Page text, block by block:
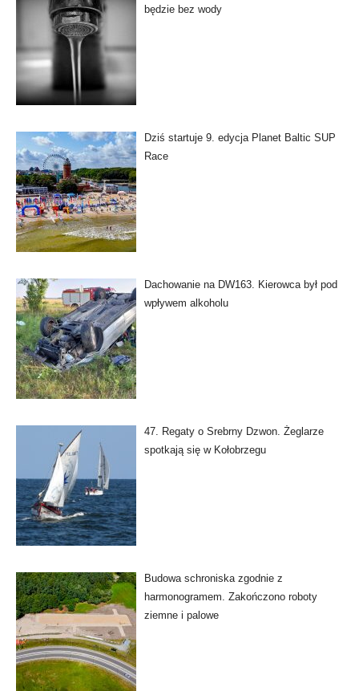
będzie bez wody
Dziś startuje 9. edycja Planet Baltic SUP
Race
Dachowanie na DW163. Kierowca był pod
wpływem alkoholu
47. Regaty o Srebrny Dzwon. Żeglarze
spotkają się w Kołobrzegu
Budowa schroniska zgodnie z
harmonogramem. Zakończono roboty
ziemne i palowe